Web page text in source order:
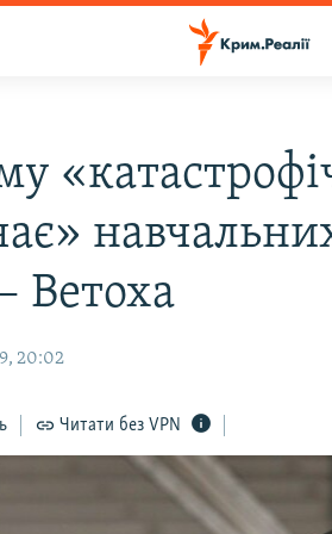
Ветоха
20:02
Читати без VPN